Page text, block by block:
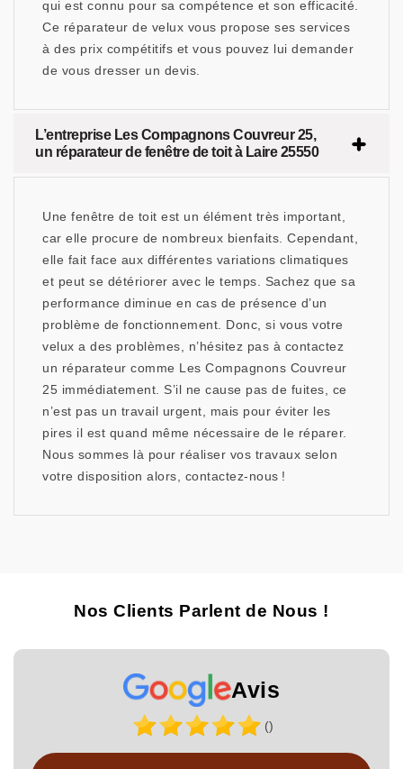
qui est connu pour sa compétence et son efficacité.
Ce réparateur de velux vous propose ses services
à des prix compétitifs et vous pouvez lui demander
de vous dresser un devis.
L’entreprise Les Compagnons Couvreur 25,
un réparateur de fenêtre de toit à Laire 25550
Une fenêtre de toit est un élément très important,
car elle procure de nombreux bienfaits. Cependant,
elle fait face aux différentes variations climatiques
et peut se détériorer avec le temps. Sachez que sa
performance diminue en cas de présence d’un
problème de fonctionnement. Donc, si vous votre
velux a des problèmes, n’hésitez pas à contactez
un réparateur comme Les Compagnons Couvreur
25 immédiatement. S’il ne cause pas de fuites, ce
n’est pas un travail urgent, mais pour éviter les
pires il est quand même nécessaire de le réparer.
Nous sommes là pour réaliser vos travaux selon
votre disposition alors, contactez-nous !
Nos Clients Parlent de Nous !
Avis
()